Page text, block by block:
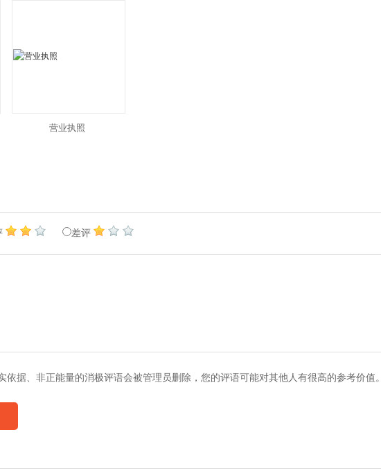
营业执照
差评
依据、非正能量的消极评语会被管理员删除，您的评语可能对其他人有很高的参考价值。